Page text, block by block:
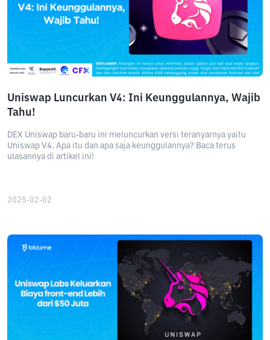
Uniswap Luncurkan V4: Ini Keunggulannya, Wajib
Tahu!
DEX Uniswap baru-baru ini meluncurkan versi teranyarnya yaitu
Uniswap V4. Apa itu dan apa saja keunggulannya? Baca terus
ulasannya di artikel ini!
2025-02-02